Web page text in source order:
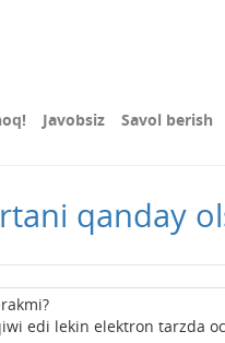
Javobsiz Savol berish
qanday
edi lekin elektron tarzda